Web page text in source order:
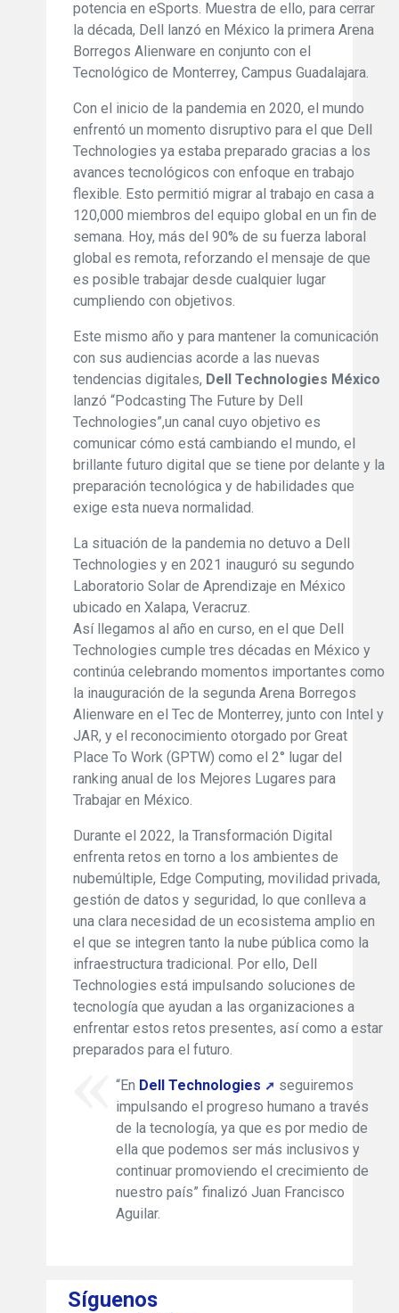
potencia en eSports. Muestra de ello, para cerrar
la década, Dell lanzó en México la primera Arena
Borregos Alienware en conjunto con el
Tecnológico de Monterrey, Campus Guadalajara.
Con el inicio de la pandemia en 2020, el mundo
enfrentó un momento disruptivo para el que Dell
Technologies ya estaba preparado gracias a los
avances tecnológicos con enfoque en trabajo
flexible. Esto permitió migrar al trabajo en casa a
120,000 miembros del equipo global en un fin de
semana. Hoy, más del 90% de su fuerza laboral
global es remota, reforzando el mensaje de que
es posible trabajar desde cualquier lugar
cumpliendo con objetivos.
Este mismo año y para mantener la comunicación
con sus audiencias acorde a las nuevas
tendencias digitales, Dell Technologies México
lanzó “Podcasting The Future by Dell
Technologies”,un canal cuyo objetivo es
comunicar cómo está cambiando el mundo, el
brillante futuro digital que se tiene por delante y la
preparación tecnológica y de habilidades que
exige esta nueva normalidad.
La situación de la pandemia no detuvo a Dell
Technologies y en 2021 inauguró su segundo
Laboratorio Solar de Aprendizaje en México
ubicado en Xalapa, Veracruz.
Así llegamos al año en curso, en el que Dell
Technologies cumple tres décadas en México y
continúa celebrando momentos importantes como
la inauguración de la segunda Arena Borregos
Alienware en el Tec de Monterrey, junto con Intel y
JAR, y el reconocimiento otorgado por Great
Place To Work (GPTW) como el 2° lugar del
ranking anual de los Mejores Lugares para
Trabajar en México.
Durante el 2022, la Transformación Digital
enfrenta retos en torno a los ambientes de
nubemúltiple, Edge Computing, movilidad privada,
gestión de datos y seguridad, lo que conlleva a
una clara necesidad de un ecosistema amplio en
el que se integren tanto la nube pública como la
infraestructura tradicional. Por ello, Dell
Technologies está impulsando soluciones de
tecnología que ayudan a las organizaciones a
enfrentar estos retos presentes, así como a estar
preparados para el futuro.
“En Dell Technologies
seguiremos
impulsando el progreso humano a través
de la tecnología, ya que es por medio de
ella que podemos ser más inclusivos y
continuar promoviendo el crecimiento de
nuestro país” finalizó Juan Francisco
Aguilar.
Síguenos